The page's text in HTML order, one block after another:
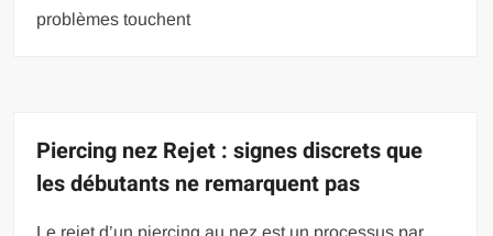
problèmes touchent
Piercing nez Rejet : signes discrets que
les débutants ne remarquent pas
Le rejet d’un piercing au nez est un processus par